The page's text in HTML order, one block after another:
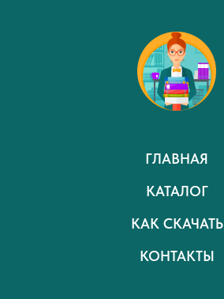
ГЛАВНАЯ
КАТАЛОГ
КАК СКАЧАТЬ
КОНТАКТЫ